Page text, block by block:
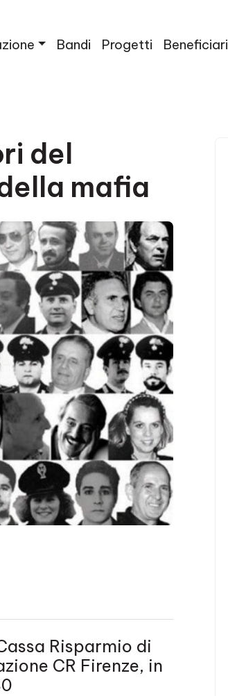
Bandi Progetti Beneficiari
del
mafia
Risparmio di
CR Firenze, in